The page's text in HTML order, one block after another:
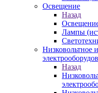
Освещение
Назад
Лампы
Низковольтное
Назад